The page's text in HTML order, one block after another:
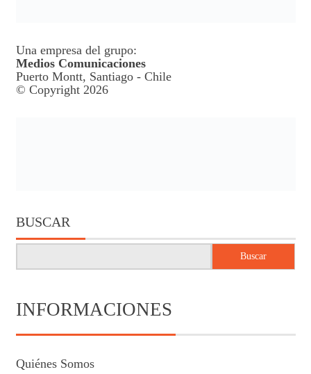
Una empresa del grupo:
Medios Comunicaciones
Puerto Montt, Santiago - Chile
© Copyright 2026
BUSCAR
Buscar
INFORMACIONES
Quiénes Somos